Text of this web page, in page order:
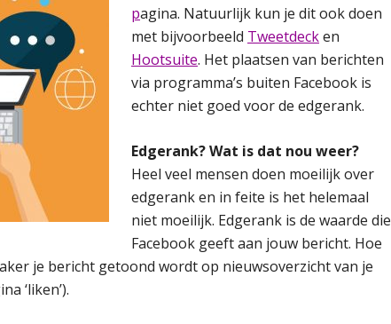
pagina. Natuurlijk kun je dit ook doen
met bijvoorbeeld Tweetdecken
Hootsuite. Het plaatsen van berichten
via programma’s buiten Facebook is
echter niet goed voor de edgerank.
Edgerank? Wat is dat nou weer?
Heel veel mensen doen moeilijk over
edgerank en in feite is het helemaal
niet moeilijk. Edgerank is de waarde die
Facebook geeft aan jouw bericht. Hoe
je bericht getoond wordt op nieuwsoverzicht van je
‘liken’).